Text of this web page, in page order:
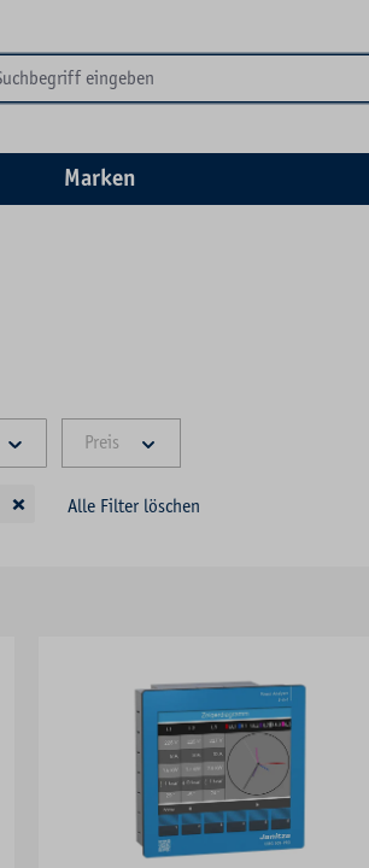
Marken
Preis
× Alle Filter löschen